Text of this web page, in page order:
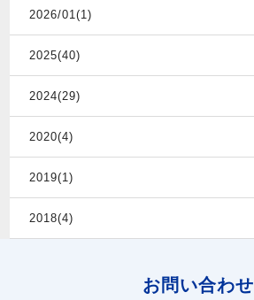
2026/01(1)
2025(40)
2024(29)
2020(4)
2019(1)
2018(4)
お問い合わせ